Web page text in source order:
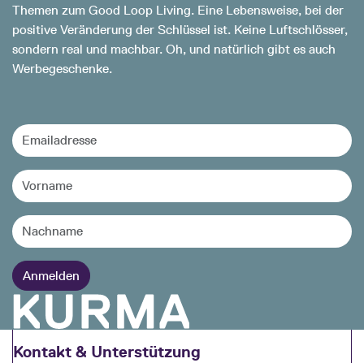
Themen zum Good Loop Living. Eine Lebensweise, bei der
positive Veränderung der Schlüssel ist. Keine Luftschlösser,
sondern real und machbar. Oh, und natürlich gibt es auch
Werbegeschenke.
Kontakt & Unterstützung